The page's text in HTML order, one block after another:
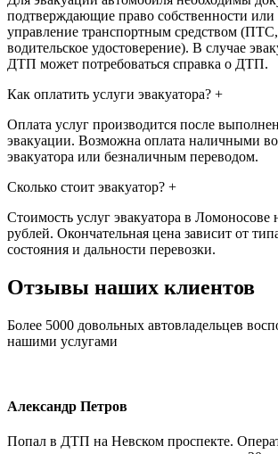
подтверждающие право собственности или
управление транспортным средством
водительское удостоверение). В случае
ДТП может потребоваться справка о ДТП.
Как оплатить услуги эвакуатора? +
Оплата услуг производится после
эвакуации. Возможна оплата наличными
эвакуатора или безналичным переводом.
Сколько стоит эвакуатор? +
Стоимость услуг эвакуатора в Ломоносове
рублей. Окончательная цена зависит от
состояния и дальности перевозки.
Отзывы наших клиентов
Более 5000 довольных автовладельцев
нашими услугами
Александр Петров
Попал в ДТП на Невском проспекте.